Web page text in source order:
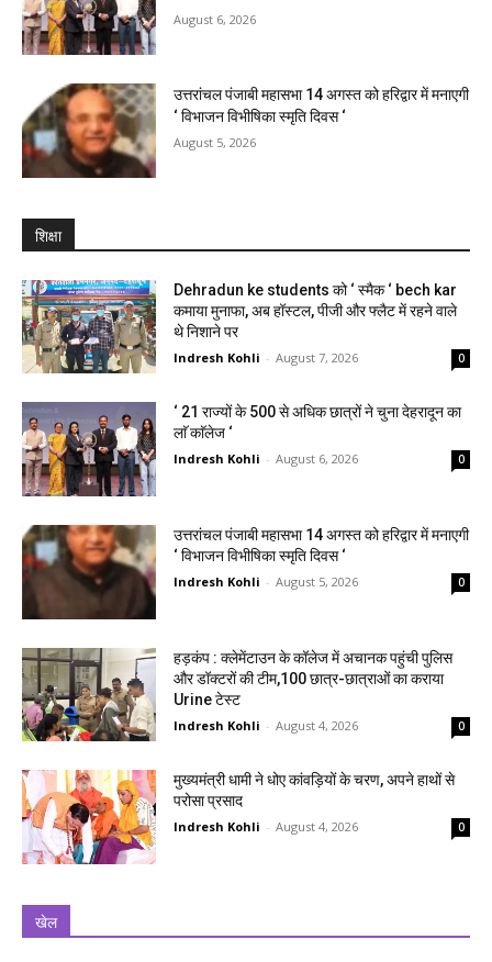
August 6, 2026
उत्तरांचल पंजाबी महासभा 14 अगस्त को हरिद्वार में मनाएगी
‘ विभाजन विभीषिका स्मृति दिवस ‘
August 5, 2026
शिक्षा
Dehradun ke students को ‘ स्मैक ‘ bech kar
कमाया मुनाफा, अब हॉस्टल, पीजी और फ्लैट में रहने वाले
थे निशाने पर
Indresh Kohli - August 7, 2026 0
‘ 21 राज्यों के 500 से अधिक छात्रों ने चुना देहरादून का
लाॅ काॅलेज ‘
Indresh Kohli - August 6, 2026 0
उत्तरांचल पंजाबी महासभा 14 अगस्त को हरिद्वार में मनाएगी
‘ विभाजन विभीषिका स्मृति दिवस ‘
Indresh Kohli - August 5, 2026 0
हड़कंप : क्लेमेंटाउन के कॉलेज में अचानक पहुंची पुलिस
और डॉक्टरों की टीम,100 छात्र-छात्राओं का कराया
Urine टेस्ट
Indresh Kohli - August 4, 2026 0
मुख्यमंत्री धामी ने धोए कांवड़ियों के चरण, अपने हाथों से
परोसा प्रसाद
Indresh Kohli - August 4, 2026 0
खेल